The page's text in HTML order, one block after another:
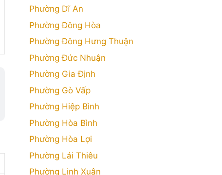
Phường Dĩ An
Phường Đông Hòa
Phường Đông Hưng Thuận
Phường Đức Nhuận
Phường Gia Định
Phường Gò Vấp
Phường Hiệp Bình
Phường Hòa Bình
Phường Hòa Lợi
Phường Lái Thiêu
Phường Linh Xuân